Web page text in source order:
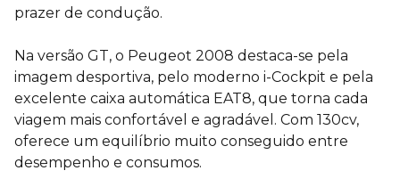
prazer de condução.
Na versão GT, o Peugeot 2008 destaca-se pela
imagem desportiva, pelo moderno i-Cockpit e pela
excelente caixa automática EAT8, que torna cada
viagem mais confortável e agradável. Com 130cv,
oferece um equilíbrio muito conseguido entre
desempenho e consumos.